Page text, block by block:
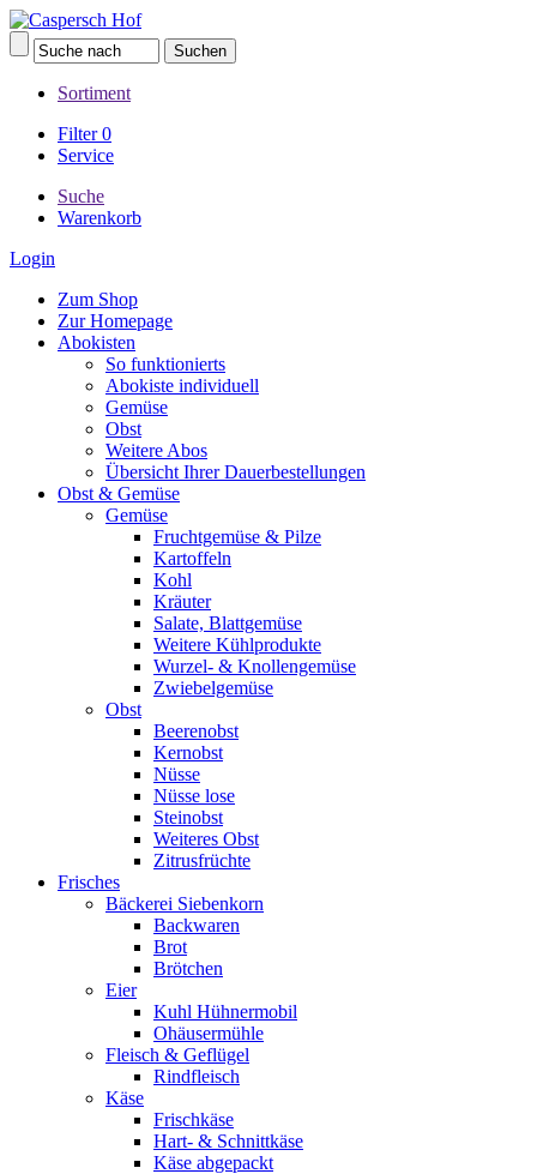
Sortiment
Filter0
Service
Suche
Warenkorb
Login
Zum Shop
Zur Homepage
Abokisten
So funktionierts
Abokiste individuell
Gemüse
Obst
Weitere Abos
Übersicht Ihrer Dauerbestellungen
Obst & Gemüse
Gemüse
Fruchtgemüse & Pilze
Kartoffeln
Kohl
Kräuter
Salate, Blattgemüse
Weitere Kühlprodukte
Wurzel- & Knollengemüse
Zwiebelgemüse
Obst
Beerenobst
Kernobst
Nüsse
Nüsse lose
Steinobst
Weiteres Obst
Zitrusfrüchte
Frisches
Bäckerei Siebenkorn
Backwaren
Brot
Brötchen
Eier
Kuhl Hühnermobil
Ohäusermühle
Fleisch & Geflügel
Rindfleisch
Käse
Frischkäse
Hart- & Schnittkäse
Käse abgepackt